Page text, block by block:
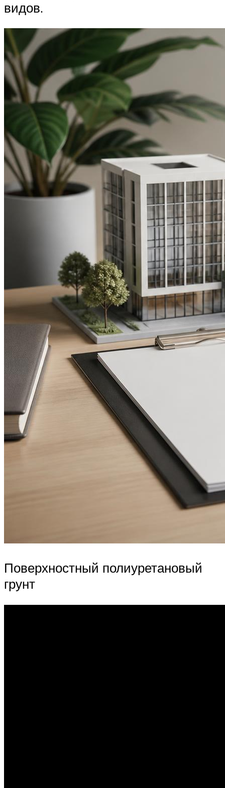
видов.
Поверхностный полиуретановый
грунт